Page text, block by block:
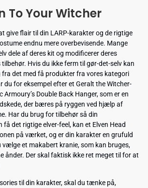
To Your Witcher
give flair til din LARP-karakter og de rigtige
endnu mere overbevisende. Mange
dele af deres kit og modificerer deres
Hvis du ikke ferm til gør-det-selv kan
fra det med få produkter fra vores kategori
du for eksempel efter et Geralt the Witcher-
Armoury’s Double Back Hanger, som er en
der bæres på ryggen ved hjælp af
Har du brug for tilbehør så din
få det rigtige elver-feel, kan et Elven Head
på værket, og er din karakter en grufuld
vælge et makabert kranie, som kan bruges,
ånder. Der skal faktisk ikke ret meget til for at
til din karakter, skal du tænke på,